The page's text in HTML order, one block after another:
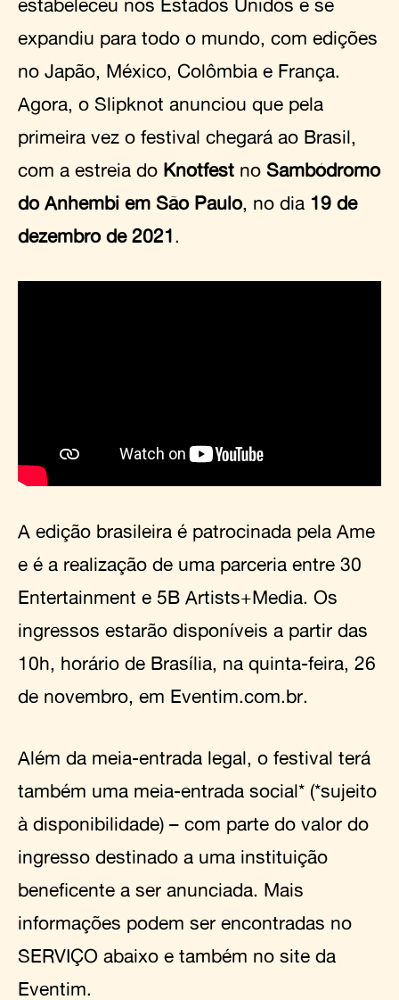
estabeleceu nos Estados Unidos e se
expandiu para todo o mundo, com edições
no Japão, México, Colômbia e França.
Agora, o Slipknot anunciou que pela
primeira vez o festival chegará ao Brasil,
com a estreia do Knotfest no Sambódromo
do Anhembi em São Paulo, no dia 19 de
dezembro de 2021.
A edição brasileira é patrocinada pela Ame
e é a realização de uma parceria entre 30
Entertainment e 5B Artists+Media. Os
ingressos estarão disponíveis a partir das
10h, horário de Brasília, na quinta-feira, 26
de novembro, em Eventim.com.br.
Além da meia-entrada legal, o festival terá
também uma meia-entrada social* (*sujeito
à disponibilidade) – com parte do valor do
ingresso destinado a uma instituição
beneficente a ser anunciada. Mais
informações podem ser encontradas no
SERVIÇO abaixo e também no site da
Eventim.